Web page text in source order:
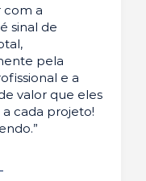
com a
sinal de
pela
e a
valor que eles
cada projeto!